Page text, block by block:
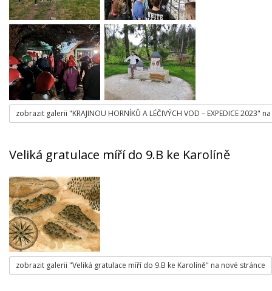
zobrazit galerii "KRAJINOU HORNÍKŮ A LÉČIVÝCH VOD – EXPEDICE 2023"
Veliká gratulace míří do 9.B ke Karolíně
zobrazit galerii "Veliká gratulace míří do 9.B ke Karolíně" na nové stránce